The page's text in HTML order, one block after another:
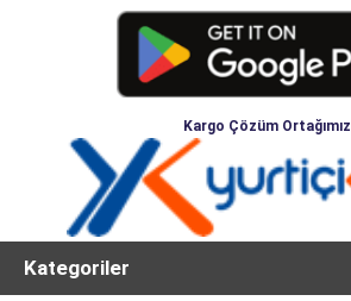
Kargo Çözüm Ortağımız
Kategoriler